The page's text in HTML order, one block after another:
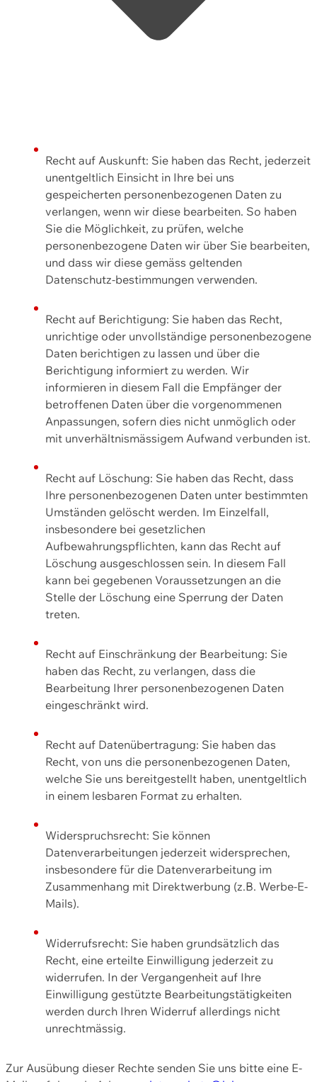
Recht auf Auskunft: Sie haben das Recht, jederzeit
unentgeltlich Einsicht in Ihre bei uns
gespeicherten personenbezogenen Daten zu
verlangen, wenn wir diese bearbeiten. So haben
Sie die Möglichkeit, zu prüfen, welche
personenbezogene Daten wir über Sie bearbeiten,
und dass wir diese gemäss geltenden
Datenschutz-bestimmungen verwenden.
Recht auf Berichtigung: Sie haben das Recht,
unrichtige oder unvollständige personenbezogene
Daten berichtigen zu lassen und über die
Berichtigung informiert zu werden. Wir
informieren in diesem Fall die Empfänger der
betroffenen Daten über die vorgenommenen
Anpassungen, sofern dies nicht unmöglich oder
mit unverhältnismässigem Aufwand verbunden ist.
Recht auf Löschung: Sie haben das Recht, dass
Ihre personenbezogenen Daten unter bestimmten
Umständen gelöscht werden. Im Einzelfall,
insbesondere bei gesetzlichen
Aufbewahrungspflichten, kann das Recht auf
Löschung ausgeschlossen sein. In diesem Fall
kann bei gegebenen Voraussetzungen an die
Stelle der Löschung eine Sperrung der Daten
treten.
Recht auf Einschränkung der Bearbeitung: Sie
haben das Recht, zu verlangen, dass die
Bearbeitung Ihrer personenbezogenen Daten
eingeschränkt wird.
Recht auf Datenübertragung: Sie haben das
Recht, von uns die personenbezogenen Daten,
welche Sie uns bereitgestellt haben, unentgeltlich
in einem lesbaren Format zu erhalten.
Widerspruchsrecht: Sie können
Datenverarbeitungen jederzeit widersprechen,
insbesondere für die Datenverarbeitung im
Zusammenhang mit Direktwerbung (z.B. Werbe-E-
Mails).
Widerrufsrecht: Sie haben grundsätzlich das
Recht, eine erteilte Einwilligung jederzeit zu
widerrufen. In der Vergangenheit auf Ihre
Einwilligung gestützte Bearbeitungstätigkeiten
werden durch Ihren Widerruf allerdings nicht
unrechtmässig.
Zur Ausübung dieser Rechte senden Sie uns bitte eine E-